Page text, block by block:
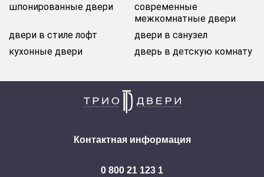
шпонированные двери
современные
межкомнатные двери
двери в стиле лофт
двери в санузел
кухонные двери
дверь в детскую комнату
Контактная информация
0 800 21 123 1